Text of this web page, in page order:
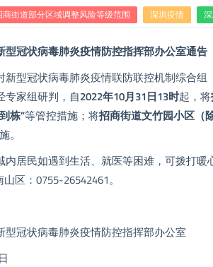
街道部分区域调整风险等级范围 深圳疫情
型冠状病毒肺炎疫情防控指挥部办公室通告
型冠状病毒肺炎疫情联防联控机制综合组
专家组研判，自2022年10月31日13时起，将
栋”等管控措施；将招商街道文竹园小区（
。
民如遇到生活、就医等困难，可拨打暖
区：0755-26542461。
冠状病毒肺炎疫情防控指挥部办公室